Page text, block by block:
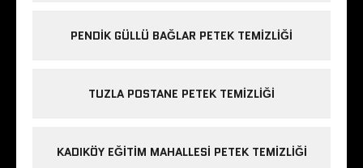
PENDIK GÜLLÜ BAĞLAR PETEK TEMIZLIĞI
TUZLA POSTANE PETEK TEMIZLIĞI
KADIKÖY EĞITIM MAHALLESI PETEK TEMIZLIĞI